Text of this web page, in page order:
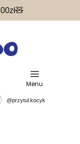
koszyku: 0. Zobacz
Menu
@przytul.kocyk